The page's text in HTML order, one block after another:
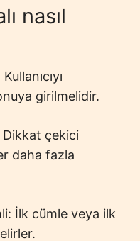
nasıl
girilmelidir.
Dikkat çekici
daha fazla
İlk cümle veya ilk